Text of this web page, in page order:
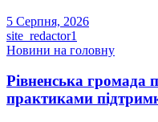
5 Серпня, 2026
site_redactor1
Новини на головну
Рівненська громада
практиками